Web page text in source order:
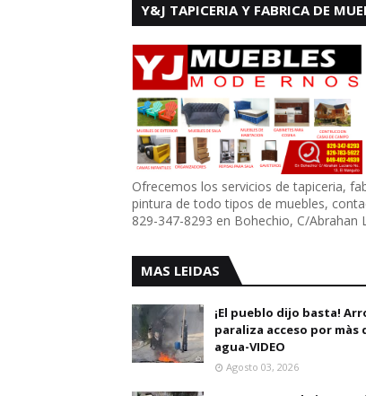
Y&J TAPICERIA Y FABRICA DE
Ofrecemos los servicios de tapiceria,
pintura de todo tipos de muebles,
829-347-8293 en Bohechio, C/Abrahan
MAS LEIDAS
¡El pueblo dijo basta!
paraliza acceso por màs
agua-VIDEO
Agosto 03, 2026